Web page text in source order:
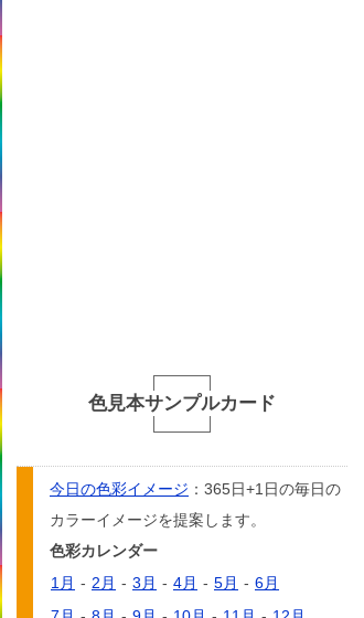
色見本サンプルカード
今日の色彩イメージ ：365日+1日の毎日の
カラーイメージを提案します。
色彩カレンダー
1月 - 2月 - 3月 - 4月 - 5月 - 6月